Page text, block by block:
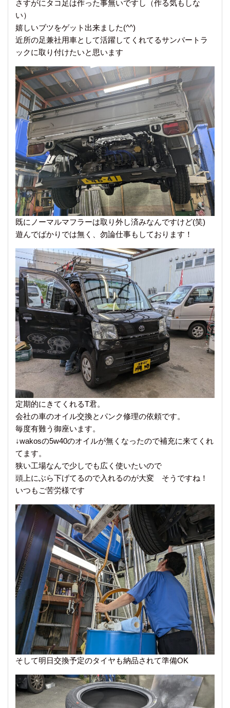
さすがにタコ足は作った事無いですし（作る気もしな
い）
嬉しいブツをゲット出来ました(^^)
近所の足兼社用車として活躍してくれてるサンバートラ
ックに取り付けたいと思います
既にノーマルマフラーは取り外し済みなんですけど(笑)
遊んでばかりでは無く、勿論仕事もしております！
定期的にきてくれるT君。
会社の車のオイル交換とパンク修理の依頼です。
毎度有難う御座います。
↓wakosの5w40のオイルが無くなったので補充に来てくれ
てます。
狭い工場なんで少しでも広く使いたいので
頭上にぶら下げてるので入れるのが大変 そうですね！
いつもご苦労様です
そして明日交換予定のタイヤも納品されて準備OK